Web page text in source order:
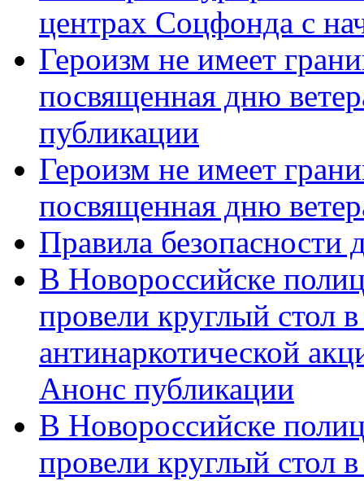
центрах Соцфонда с
Героизм не имеет
посвященная дню
публикации
Героизм не имеет
посвященная дню
Правила безопасности
В Новороссийске
провели круглый стол
антинаркотической
Анонс публикации
В Новороссийске
провели круглый стол